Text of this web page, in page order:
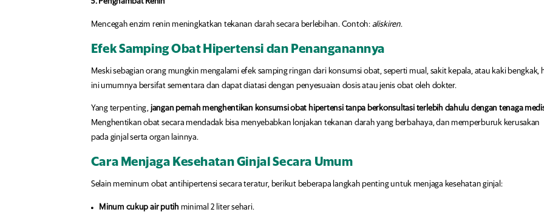
Mencegah enzim renin meningkatkan tekanan darah secara berlebihan. Contoh:aliskiren.
Efek Samping Obat Hipertensi dan Penanganannya
Meski sebagian orang mungkin mengalami efek samping ringan dari konsumsi obat, seperti mual, sakit kepala, atau kaki bengkak,
ini umumnya bersifat sementara dan dapat diatasi dengan penyesuaian dosis atau jenis obat oleh dokter.
Yang terpenting, jangan pernah menghentikan konsumsi obat hipertensi tanpa berkonsultasi terlebih dahulu dengan tenaga
Menghentikan obat secara mendadak bisa menyebabkan lonjakan tekanan darah yang berbahaya, dan memperburuk kerusakan
pada ginjal serta organ lainnya.
Cara Menjaga Kesehatan Ginjal Secara Umum
Selain meminum obat antihipertensi secara teratur, berikut beberapa langkah penting untuk menjaga kesehatan ginjal:
Minum cukup air putih minimal 2 liter sehari.